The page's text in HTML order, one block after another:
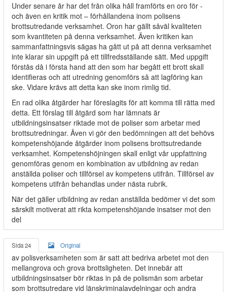
Under senare år har det från olika håll framförts en oro för -
och även en kritik mot – förhållandena inom polisens
brottsutredande verksamhet. Oron har gällt såväl kvaliteten
som kvantiteten på denna verksamhet. Även kritiken kan
sammanfattningsvis sägas ha gått ut på att denna verksamhet
inte klarar sin uppgift på ett tillfredsställande sätt. Med uppgift
förstås då i första hand att den som har begått ett brott skall
identifieras och att utredning genomförs så att lagföring kan
ske. Vidare krävs att detta kan ske inom rimlig tid.
En rad olika åtgärder har föreslagits för att komma till rätta med
detta. Ett förslag till åtgärd som har lämnats är
utbildningsinsatser riktade mot de poliser som arbetar med
brottsutredningar. Även vi gör den bedömningen att det behövs
kompetenshöjande åtgärder inom polisens brottsutredande
verksamhet. Kompetenshöjningen skall enligt vår uppfattning
genomföras genom en kombination av utbildning av redan
anställda poliser och tillförsel av kompetens utifrån. Tillförsel av
kompetens utifrån behandlas under nästa rubrik.
När det gäller utbildning av redan anställda bedömer vi det som
särskilt motiverat att rikta kompetenshöjande insatser mot den
del
Sida 24 Original
av polisverksamheten som är satt att bedriva arbetet mot den
mellangrova och grova brottsligheten. Det innebär att
utbildningsinsatser bör riktas in på de polismän som arbetar
som brottsutredare vid länskriminalavdelningar och andra